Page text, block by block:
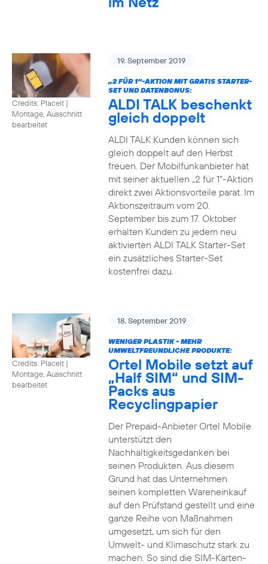
Credits: Placeit |
Montage, Ausschnitt
bearbeitet
19. September 2019
„2 FÜR 1“-AKTION MIT GRATIS STARTER-
SET UND DATENBONUS:
ALDI TALK beschenkt
gleich doppelt
ALDI TALK Kunden können sich
gleich doppelt auf den Herbst
freuen. Der Mobilfunkanbieter hat
mit seiner aktuellen „2 für 1“-Aktion
direkt zwei Aktionsvorteile parat. Im
Aktionszeitraum vom 20.
September bis zum 17. Oktober
erhalten Kunden zu jedem neu
aktivierten ALDI TALK Starter-Set
ein zusätzliches Starter-Set
kostenfrei dazu.
Credits: Placeit |
Montage, Ausschnitt
bearbeitet
18. September 2019
WENIGER PLASTIK - MEHR
UMWELTFREUNDLICHE PRODUKTE:
Ortel Mobile setzt auf
„Half SIM“ und SIM-
Packs aus
Recyclingpapier
Der Prepaid-Anbieter Ortel Mobile
unterstützt den
Nachhaltigkeitsgedanken bei
seinen Produkten. Aus diesem
Grund hat das Unternehmen
seinen kompletten Wareneinkauf
auf den Prüfstand gestellt und eine
ganze Reihe von Maßnahmen
umgesetzt, um sich für den
Umwelt- und Klimaschutz stark zu
machen. So sind die SIM-Karten-